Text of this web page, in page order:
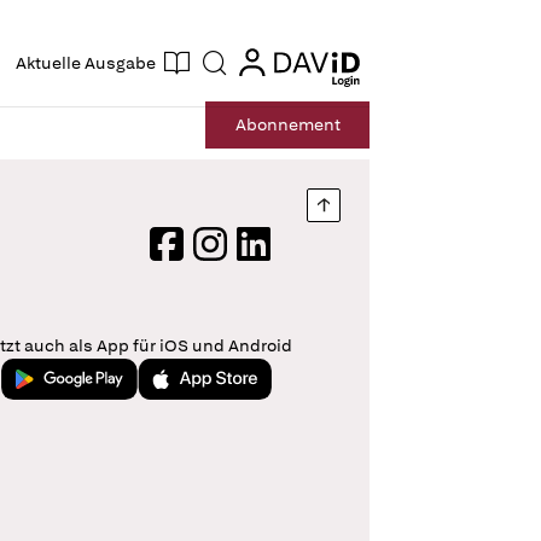
Aktuelle Ausgabe Suche login
login
Abonnement
Nach oben springen
FacebookInstagram
LinkedIn
auch als App für iOS und Android
Jetzt bei Google PlayLaden im App Store